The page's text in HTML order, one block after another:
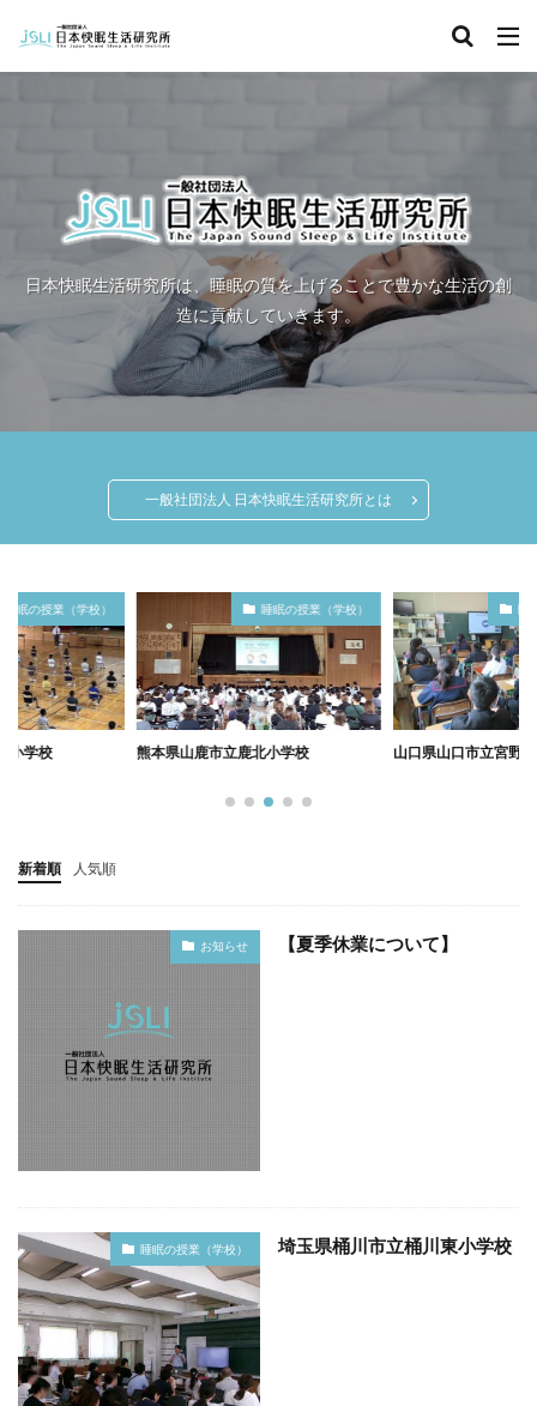
日本快眠生活研究所は、睡眠の質を上げることで豊かな生活の創
造に貢献していきます。
一般社団法人 日本快眠生活研究所とは
睡眠の授業（学校）
小学校
睡眠の授業（学校）
山口県山口市立宮野小学校
石川県輪島市立町
新着順 人気順
お知らせ 【夏季休業について】
睡眠の授業（学校） 埼玉県桶川市立桶川東小学校
タグ
青森県 秋田県 茨城県
埼玉県
千葉県
東京都 富山県 石川県
福井県
滋賀県 京都府 島根県
徳島県
香川県 佐賀県
検索